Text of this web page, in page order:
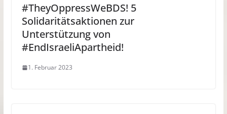
#TheyOppressWeBDS! 5
Solidaritätsaktionen zur
Unterstützung von
#EndIsraeliApartheid!
1. Februar 2023